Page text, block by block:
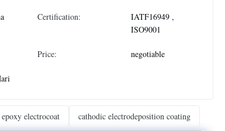
Certification:
IATF16949 ,
ISO9001
Price: negotiable
electrocoat cathodic electrodeposition coating